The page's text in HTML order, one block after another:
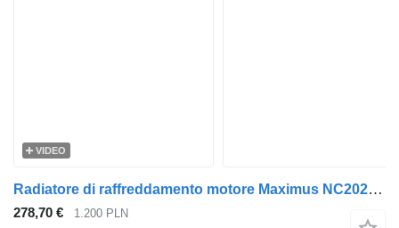
VIDEO
Radiatore di raffreddamento motore Maximus NC2027 per camion MAN TGS EURO6
278,70 € 1.200 PLN